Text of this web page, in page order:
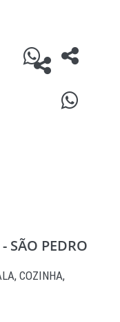
SÃO PEDRO
COZINHA,